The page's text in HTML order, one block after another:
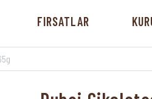
FIRSATLAR